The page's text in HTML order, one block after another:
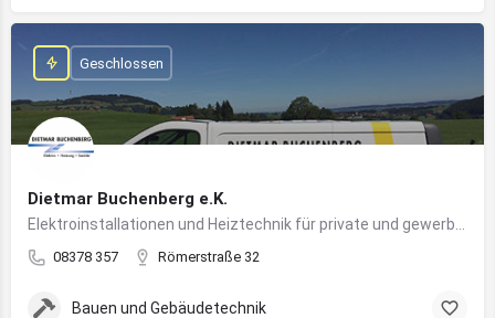
Dietmar Buchenberg e.K.
08378 357 Römerstraße 32
Geschlossen
Bauen und Gebäudetechnik